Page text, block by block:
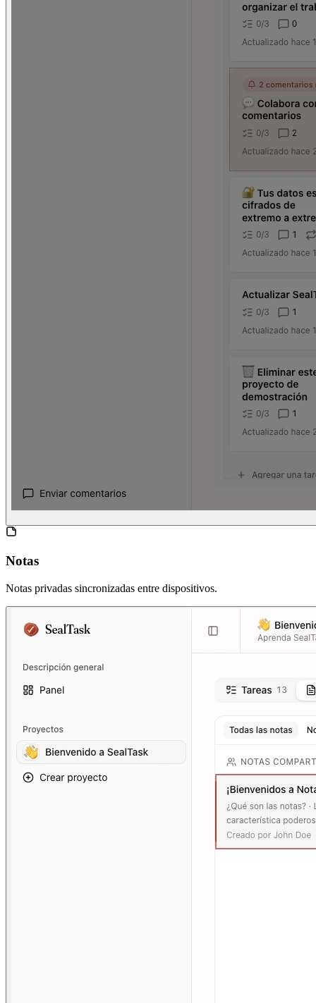
Notas
Notas privadas sincronizadas entre dispositivos.